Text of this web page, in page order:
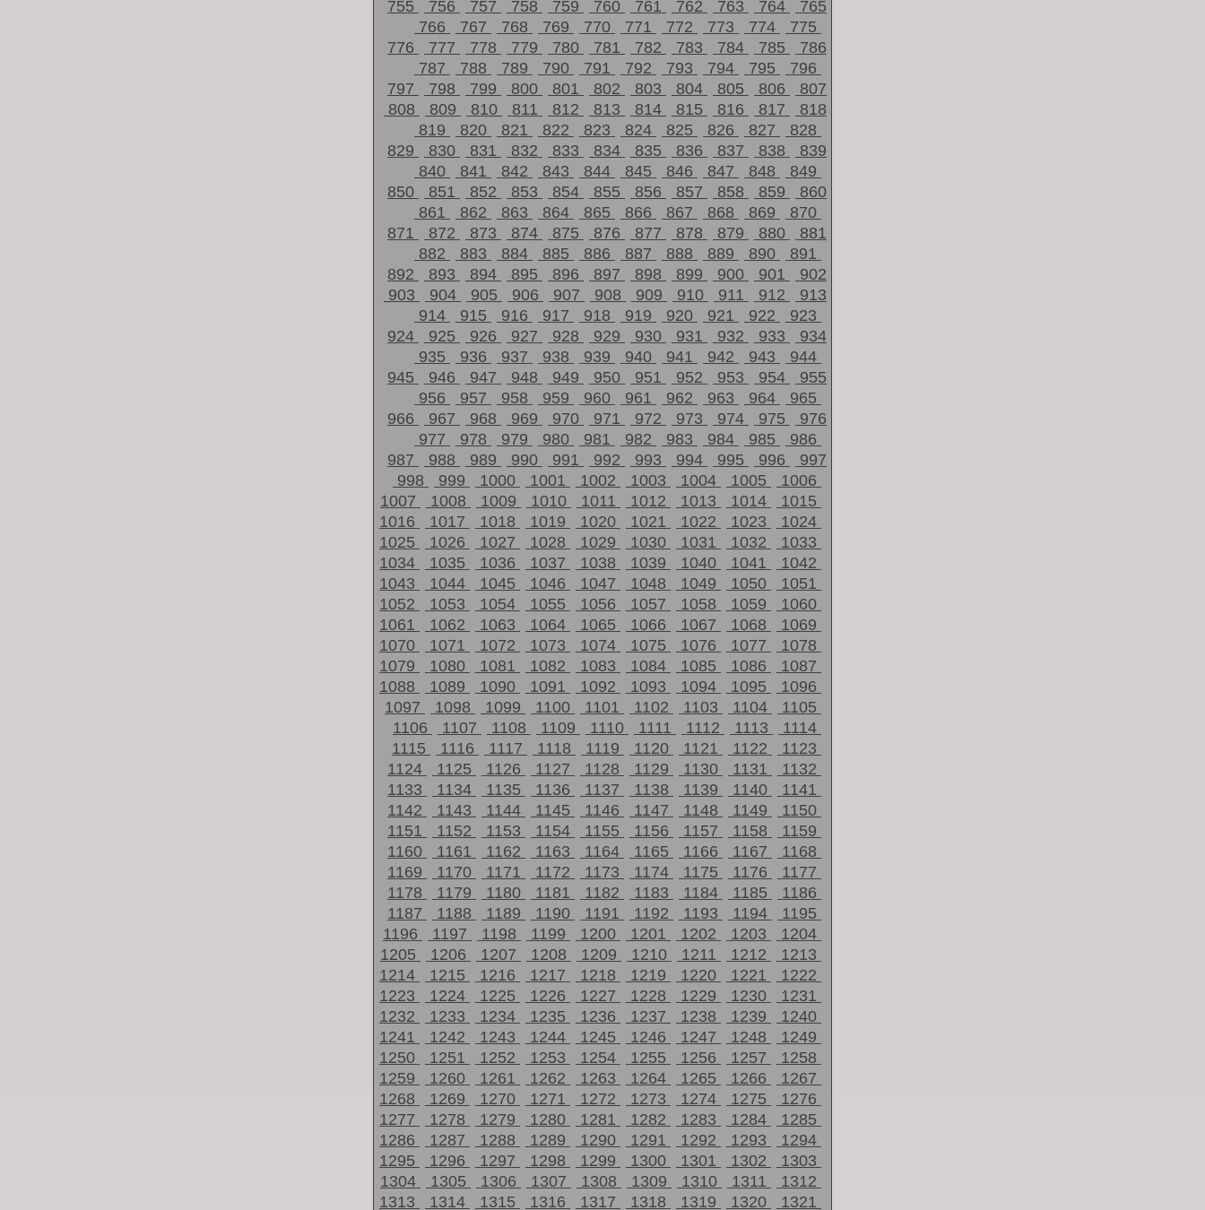
755
756 757 758 759 760 761 762 763 764
765
766
767 768 769 770 771 772 773 774
775
776
777 778 779 780 781 782 783 784 785
786
787
788 789 790 791 792 793 794 795
796
797
798 799 800 801 802 803 804 805 806
807
808
809 810 811 812 813 814 815 816 817
818
819
820 821 822 823 824 825 826 827
828
829
830 831 832 833 834 835 836 837 838
839
840
841 842 843 844 845 846 847 848
849
850
851 852 853 854 855 856 857 858 859
860
861
862 863 864 865 866 867 868 869
870
871
872 873 874 875 876 877 878 879 880
881
882
883 884 885 886 887 888 889 890
891
892
893 894 895 896 897 898 899 900 901
902
903
904 905 906 907 908 909 910 911 912
913
914
915 916 917 918 919 920 921 922
923
924
925 926 927 928 929 930 931 932 933
934
935
936 937 938 939 940 941 942 943
944
945
946 947 948 949 950 951 952 953 954
955
956
957 958 959 960 961 962 963 964
965
966
967 968 969 970 971 972 973 974 975
976
977
978 979 980 981 982 983 984 985
986
987
988 989 990 991 992 993 994 995 996
997
998
999 1000 1001 1002 1003 1004 1005
1006
1007
1008 1009 1010 1011 1012 1013 1014
1015
1016
1017 1018 1019 1020 1021 1022 1023
1024
1025
1026 1027 1028 1029 1030 1031 1032
1033
1034
1035 1036 1037 1038 1039 1040 1041
1042
1043
1044 1045 1046 1047 1048 1049 1050
1051
1052
1053 1054 1055 1056 1057 1058 1059
1060
1061
1062 1063 1064 1065 1066 1067 1068
1069
1070
1071 1072 1073 1074 1075 1076 1077
1078
1079
1080 1081 1082 1083 1084 1085 1086
1087
1088
1089 1090 1091 1092 1093 1094 1095
1096
1097
1098 1099 1100 1101 1102 1103 1104
1105
1106
1107 1108 1109 1110 1111 1112 1113
1114
1115
1116 1117 1118 1119 1120 1121 1122
1123
1124
1125 1126 1127 1128 1129 1130 1131
1132
1133
1134 1135 1136 1137 1138 1139 1140
1141
1142
1143 1144 1145 1146 1147 1148 1149
1150
1151
1152 1153 1154 1155 1156 1157 1158
1159
1160
1161 1162 1163 1164 1165 1166 1167
1168
1169
1170 1171 1172 1173 1174 1175 1176
1177
1178
1179 1180 1181 1182 1183 1184 1185
1186
1187
1188 1189 1190 1191 1192 1193 1194
1195
1196
1197 1198 1199 1200 1201 1202 1203
1204
1205
1206 1207 1208 1209 1210 1211 1212
1213
1214
1215 1216 1217 1218 1219 1220 1221
1222
1223
1224 1225 1226 1227 1228 1229 1230
1231
1232
1233 1234 1235 1236 1237 1238 1239
1240
1241
1242 1243 1244 1245 1246 1247 1248
1249
1250
1251 1252 1253 1254 1255 1256 1257
1258
1259
1260 1261 1262 1263 1264 1265 1266
1267
1268
1269 1270 1271 1272 1273 1274 1275
1276
1277
1278 1279 1280 1281 1282 1283 1284
1285
1286
1287 1288 1289 1290 1291 1292 1293
1294
1295
1296 1297 1298 1299 1300 1301 1302
1303
1304
1305 1306 1307 1308 1309 1310 1311
1312
1313
1314 1315 1316 1317 1318 1319 1320 1321